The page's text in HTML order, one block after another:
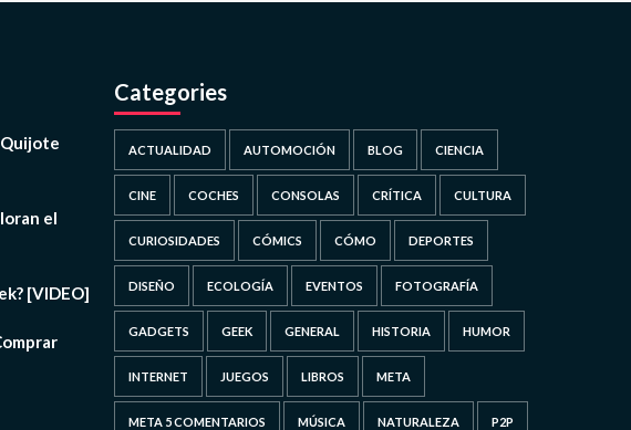
el
[VIDEO]
Categories
ACTUALIDAD AUTOMOCIÓN BLOG CIENCIA
CINE COCHES CONSOLAS CRÍTICA CULTURA
CURIOSIDADES CÓMICS CÓMO DEPORTES
DISEÑO ECOLOGÍA EVENTOS FOTOGRAFÍA
GADGETS GEEK GENERAL HISTORIA HUMOR
INTERNET JUEGOS LIBROS META
META 5 COMENTARIOS MÚSICA NATURALEZA P2P